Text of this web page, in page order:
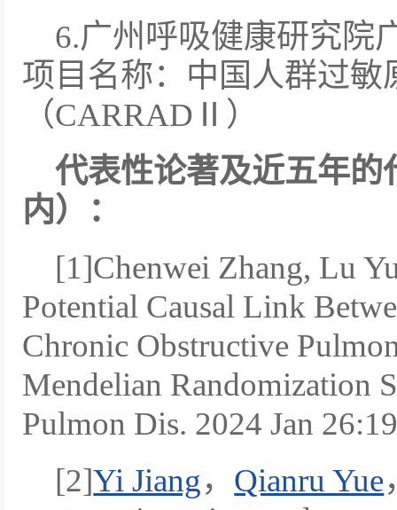
6.广州呼吸健康研究院
项目名称：中国人群过敏
（CARRADⅡ）
代表性论著及近五年的
内）：
[1]Chenwei Zhang, Lu
Potential Causal Link
Chronic Obstructive
Mendelian Randomization
Pulmon Dis. 2024 Jan
[2]Yi Jiang， Qianru Yue